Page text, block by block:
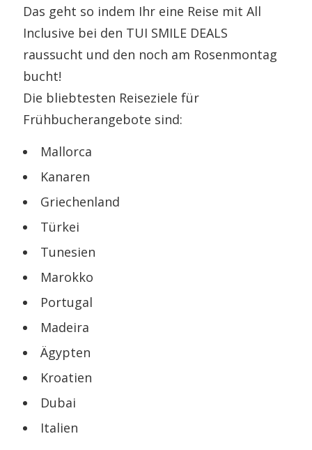
Das geht so indem Ihr eine Reise mit All
Inclusive bei den TUI SMILE DEALS
raussucht und den noch am Rosenmontag
bucht!
Die bliebtesten Reiseziele für
Frühbucherangebote sind:
Mallorca
Kanaren
Griechenland
Türkei
Tunesien
Marokko
Portugal
Madeira
Ägypten
Kroatien
Dubai
Italien